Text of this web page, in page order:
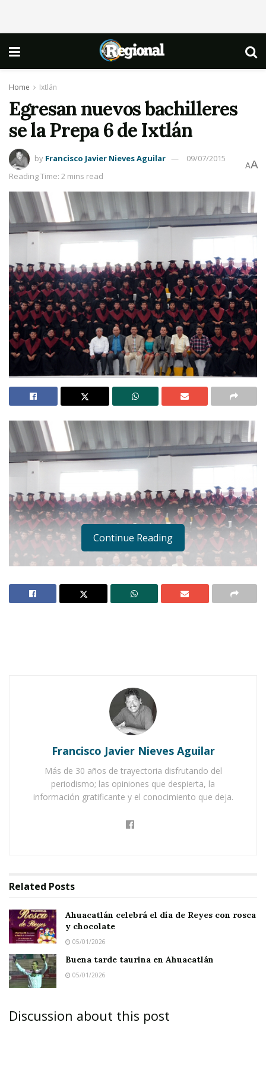
Home Ixtlán
Egresan nuevos bachilleres
se la Prepa 6 de Ixtlán
by Francisco Javier Nieves Aguilar
09/07/2015
Reading Time: 2 mins read
AA
Ahuacatlán celebrá el día de Reyes con rosca y
Buena tarde taurina en Ahuacatlán
Continue Reading
Francisco Javier Nieves Aguilar
Más de 30 años de trayectoria disfrutando del
periodismo; las opiniones que despierta, la
información gratificante y el conocimiento que deja.
Related Posts
Ahuacatlán celebrá el día de Reyes con rosca
y chocolate
05/01/2026
Buena tarde taurina en Ahuacatlán
05/01/2026
Discussion about this post